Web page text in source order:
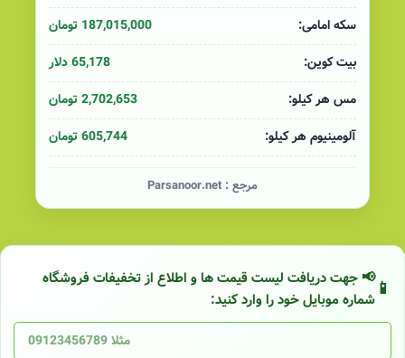
سکه امامی:
187,015,000 تومان
بیت کوین:
65,178 دلار
مس هر کیلو:
2,702,653 تومان
آلومینیوم هر کیلو:
605,744 تومان
مرجع : Parsanoor.net
📢 جهت دریافت لیست قیمت ها و اطلاع از تخفیفات فروشگاه
شماره موبایل خود را وارد کنید: